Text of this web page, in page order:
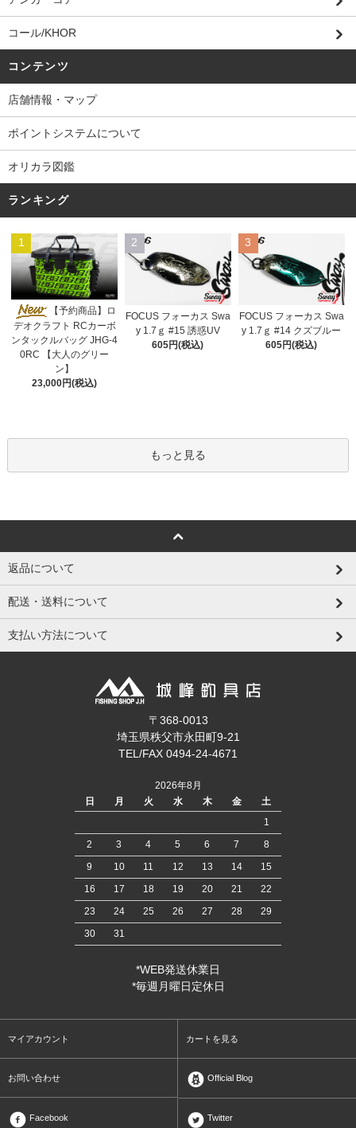
コール/KHOR
コンテンツ
店舗情報・マップ
ポイントシステムについて
オリカラ図鑑
ランキング
1
【予約商品】ロ
デオクラフト RCカーボ
ンタックルバッグ JHG-4
0RC 【大人のグリー
ン】
23,000円(税込)
2
FOCUS フォーカス Swa
y 1.7ｇ #15 誘惑UV
605円(税込)
3
FOCUS フォーカス Swa
y 1.7ｇ #14 クズブルー
605円(税込)
もっと見る
返品について
配送・送料について
支払い方法について
〒368-0013
埼玉県秩父市永田町9-21
TEL/FAX 0494-24-4671
2026年8月
日
月 火 水 木 金
土
1
2
3 4 5 6 7
8
9
10 11 12 13 14
15
16
17 18 19 20 21
22
23
24 25 26 27 28
29
30
31
*WEB発送休業日
*毎週月曜日定休日
マイアカウント カートを見る
お問い合わせ Official Blog
Facebook Twitter